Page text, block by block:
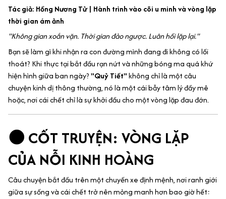
Tác giả: Hồng Nương Tử | Hành trình vào cõi u minh và vòng lặp
thời gian ám ảnh
"Không gian xoắn vặn. Thời gian đảo ngược. Luân hồi lặp lại."
Bạn sẽ làm gì khi nhận ra con đường mình đang đi không có lối
thoát? Khi thực tại bắt đầu rạn nứt và những bóng ma quá khứ
hiện hình giữa ban ngày?"Quỷ Tiết"không chỉ là một câu
chuyện kinh dị thông thường, nó là một cái bẫy tâm lý đầy mê
hoặc, nơi cái chết chỉ là sự khởi đầu cho một vòng lặp đau đớn.
🌑 CỐT TRUYỆN: VÒNG LẶP
CỦA NỖI KINH HOÀNG
Câu chuyện bắt đầu trên một chuyến xe định mệnh, nơi ranh giới
giữa sự sống và cái chết trở nên mỏng manh hơn bao giờ hết: